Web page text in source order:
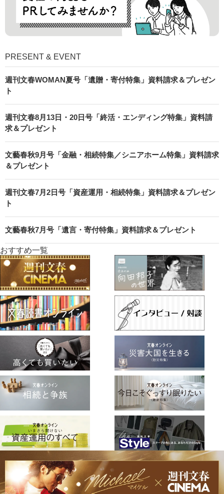
PRESENT & EVENT
週刊文春WOMAN夏号「遺贈・寄付特集」資料請求＆プレゼン
ト
週刊文春8月13日・20日号「終活・エンディング特集」資料請
求＆プレゼント
文藝春秋9月号「金融・相続特集／シニアホーム特集」資料請求
＆プレゼント
週刊文春7月2日号「資産運用・相続特集」資料請求＆プレゼン
ト
文藝春秋7月号「遺言・寄付特集」資料請求＆プレゼント
おすすめ一覧